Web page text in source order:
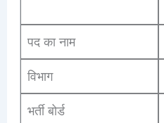
पद का नाम
विभाग
भर्ती बोर्ड